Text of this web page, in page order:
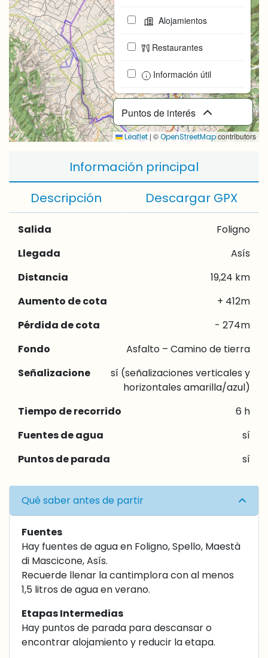
Puntos de interés
Alojamientos
Restaurantes
Información útil
Leaflet | ©OpenStreetMapcontributors
Información principal
Descripción
Descargar GPX
Salida
Foligno
Llegada
Asís
Distancia
19,24 km
Aumento de cota
+ 412m
Pérdida de cota
- 274m
Fondo
Asfalto – Camino de tierra
Señalizacione
sí (señalizaciones verticales y
horizontales amarilla/azul)
Tiempo de recorrido
6 h
Fuentes de agua
sí
Puntos de parada
sí
Qué saber antes de partir
Fuentes
Hay fuentes de agua en Foligno, Spello, Maestà
di Mascicone, Asís.
Recuerde llenar la cantimplora con al menos
1,5 litros de agua en verano.
Etapas Intermedias
Hay puntos de parada para descansar o
encontrar alojamiento y reducir la etapa.